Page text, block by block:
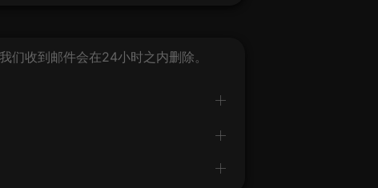
收到邮件会在24小时之内删除。